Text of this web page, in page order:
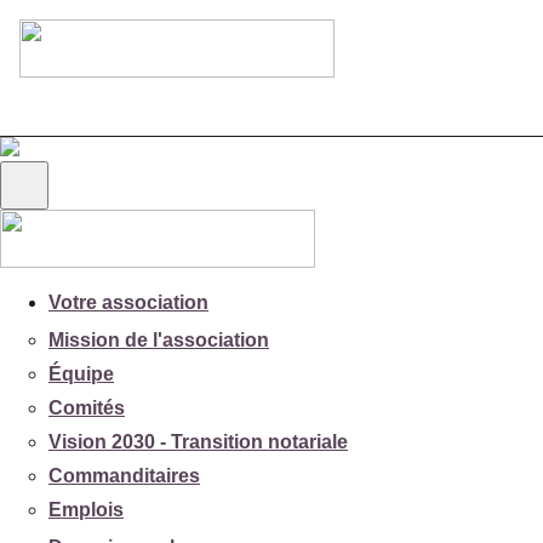
Votre association
Mission de l'association
Équipe
Comités
Vision 2030 - Transition notariale
Commanditaires
Emplois